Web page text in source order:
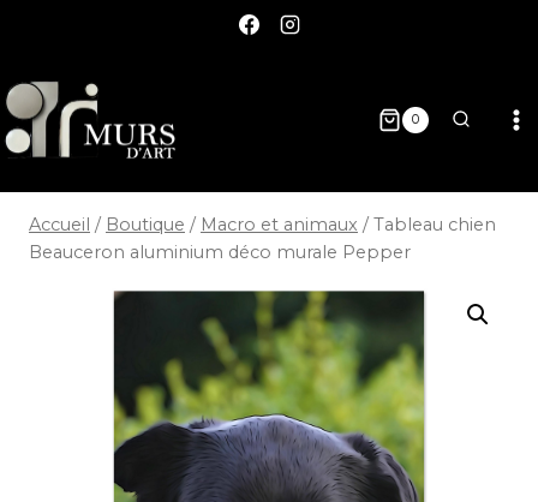
0
Accueil / Boutique / Macro et animaux / Tableau chien
Beauceron aluminium déco murale Pepper